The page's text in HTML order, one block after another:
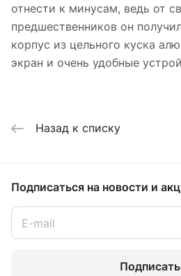
отнести к минусам, ведь от
предшественников он
корпус из цельного куска
экран и очень удобные
Назад к списку
Подписаться на новости и